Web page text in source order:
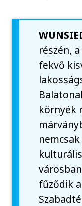
részén,
fekvő
környék
fűződik